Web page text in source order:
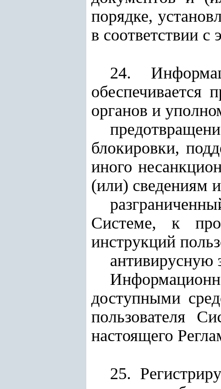
порядке,
в соответствии с
24.
обеспечивается
органов и
блокировки,
иного
(или) сведениям
Системе, к
инструкций
антивирусную
доступными
пользователя
настоящего
25.